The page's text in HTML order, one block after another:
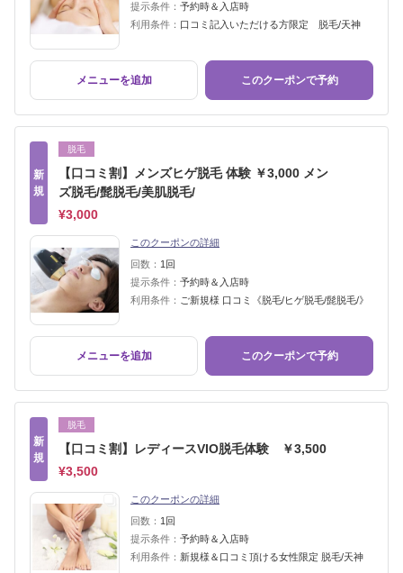
提示条件： 予約時＆入店時
利用条件： 口コミ記入いただける方限定 脱毛/天神
メニューを追加 このクーポンで予約
新
規
脱毛
【口コミ割】メンズヒゲ脱毛 体験 ￥3,000 メン
ズ脱毛/髭脱毛/美肌脱毛/
¥3,000
このクーポンの詳細
回数： 1回
提示条件： 予約時＆入店時
利用条件： ご新規様 口コミ《脱毛/ヒゲ脱毛/髭脱毛/》
メニューを追加 このクーポンで予約
新
規
脱毛
【口コミ割】レディースVIO脱毛体験 ￥3,500
¥3,500
このクーポンの詳細
回数： 1回
提示条件： 予約時＆入店時
利用条件： 新規様＆口コミ頂ける女性限定 脱毛/天神